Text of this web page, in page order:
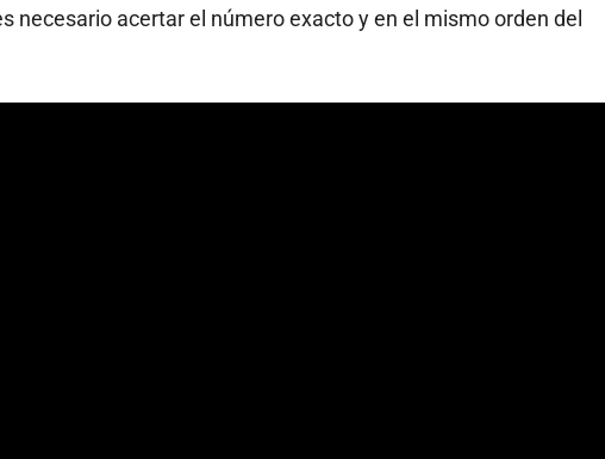
necesario acertar el número exacto y en el mismo orden del